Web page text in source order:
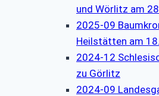
und Wörlitz am
2025-09
Heilstätten am
2024-12
zu Görlitz
2024-09